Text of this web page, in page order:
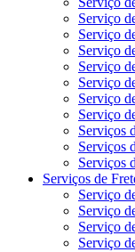
Serviço
Serviço
Serviço
Serviço
Serviço
Serviço
Serviço
Serviços
Serviços
Serviços
Serviços de
Serviço
Serviço
Serviço
Serviço